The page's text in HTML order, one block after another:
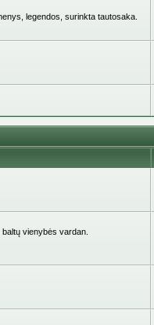
legendos, surinkta tautosaka.
vienybės vardan.